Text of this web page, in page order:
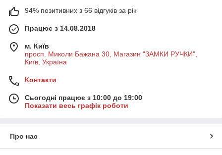
94% позитивних з 66 відгуків за рік
Працює з 14.08.2018
м. Київ
просп. Миколи Бажана 30, Магазин "ЗАМКИ РУЧКИ",
Київ, Україна
Контакти
Сьогодні працює з 10:00 до 19:00
Показати весь графік роботи
Про нас